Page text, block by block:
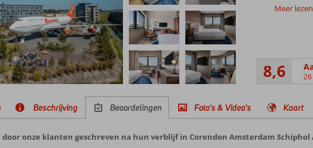
Meer lezen
8,6
Beschrijving Beoordelingen Foto's & Video's Kaart
door onze klanten geschreven na hun verblijf in Corendon Amsterdam